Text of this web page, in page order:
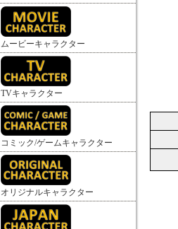
ムービーキャラクター
TVキャラクター
コミック/ゲームキャラクター
オリジナルキャラクター